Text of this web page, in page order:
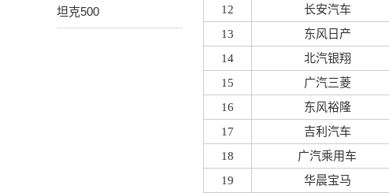
坦克500
12
长安汽车
13
东风日产
14
北汽银翔
15
广汽三菱
16
东风裕隆
17
吉利汽车
18
广汽乘用车
19
华晨宝马